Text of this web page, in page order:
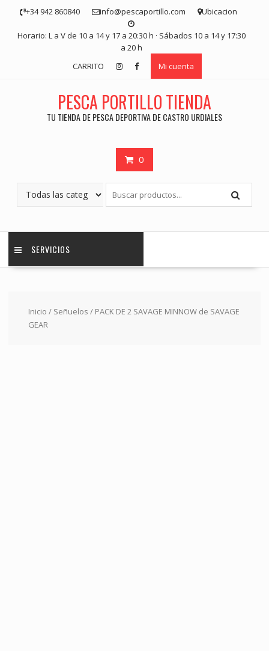
contenido
+34 942 860840 info@pescaportillo.com Ubicacion
Horario: L a V de 10 a 14 y 17 a 20:30 h · Sábados 10 a 14 y 17:30
a 20 h
CARRITO
Mi cuenta
PESCA PORTILLO TIENDA
TU TIENDA DE PESCA DEPORTIVA DE CASTRO URDIALES
0
SERVICIOS
Inicio / Señuelos / PACK DE 2 SAVAGE MINNOW de SAVAGE
GEAR